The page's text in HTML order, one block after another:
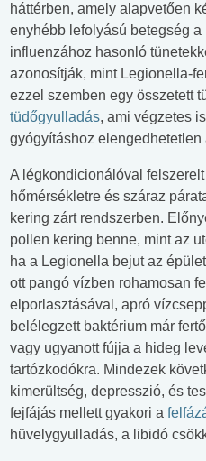
háttérben, amely alapvetően
enyhébb lefolyású betegség a
influenzához hasonló
azonosítják, mint Legionella-
ezzel szemben egy összetett
tüdőgyulladás, ami végzetes
gyógyításhoz
A légkondicionálóval
hőmérsékletre és száraz
kering zárt rendszerben.
pollen kering benne, mint az
ha a Legionella bejut az
ott pangó vízben rohamosan
elporlasztásával, apró
belélegzett baktérium már
vagy ugyanott fújja a hideg
tartózkodókra. Mindezek
kimerültség, depresszió, és
fejfájás mellett gyakori a
hüvelygyulladás, a libidó